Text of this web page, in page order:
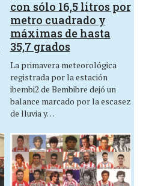
con sólo 16,5 litros por
metro cuadrado y
máximas de hasta
35,7 grados
La primavera meteorológica
registrada por la estación
ibembi2 de Bembibre dejó un
balance marcado por la escasez
de lluvia y…